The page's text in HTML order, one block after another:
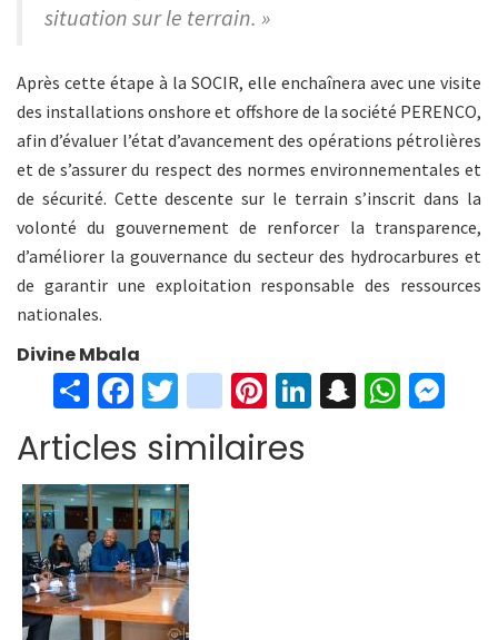
situation sur le terrain. »
Après cette étape à la SOCIR, elle enchaînera avec une visite
des installations onshore et offshore de la société PERENCO,
afin d’évaluer l’état d’avancement des opérations pétrolières
et de s’assurer du respect des normes environnementales et
de sécurité. Cette descente sur le terrain s’inscrit dans la
volonté du gouvernement de renforcer la transparence,
d’améliorer la gouvernance du secteur des hydrocarbures et
de garantir une exploitation responsable des ressources
nationales.
Divine Mbala
S
h
ar
e
Fa
ce
b
o
o
k
T
wi
tt
er
in
st
ag
Pi
er
Li S W
Articles similaires